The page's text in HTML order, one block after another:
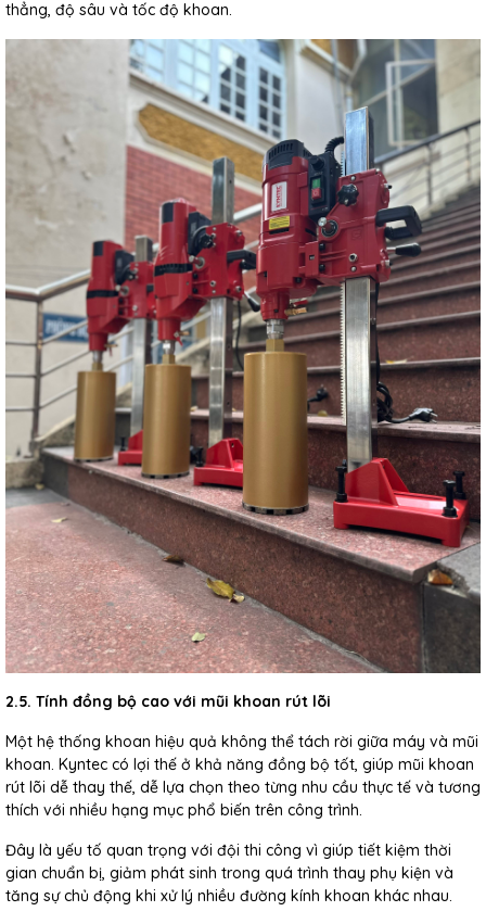
thẳng, độ sâu và tốc độ khoan.
2.5. Tính đồng bộ cao với mũi khoan rút lõi
Một hệ thống khoan hiệu quả không thể tách rời giữa máy và mũi
khoan. Kyntec có lợi thế ở khả năng đồng bộ tốt, giúp mũi khoan
rút lõi dễ thay thế, dễ lựa chọn theo từng nhu cầu thực tế và tương
thích với nhiều hạng mục phổ biến trên công trình.
Đây là yếu tố quan trọng với đội thi công vì giúp tiết kiệm thời
gian chuẩn bị, giảm phát sinh trong quá trình thay phụ kiện và
tăng sự chủ động khi xử lý nhiều đường kính khoan khác nhau.